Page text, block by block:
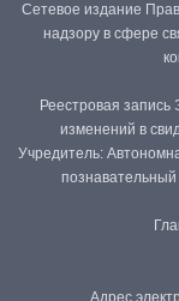
Сетевое издание
надзору в сфере
Реестровая
изменений в
Учредитель: